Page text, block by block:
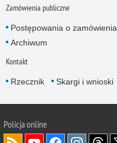
Zamówienia publiczne
Postępowania o zamówienia
Archiwum
Kontakt
Rzecznik Skargi i wnioski
Policjaonline